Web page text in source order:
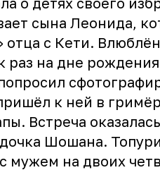
сына Леонида,
отца с Кети.
раз на дне
к ней в
Встреча
Шошана.
мужем на двоих